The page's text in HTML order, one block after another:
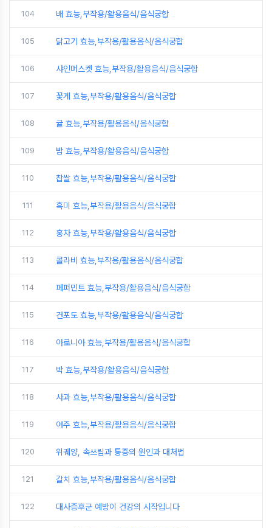
104 배 효능,부작용/활용음식/음식궁합
105 닭고기 효능,부작용/활용음식/음식궁합
106 샤인머스켓 효능,부작용/활용음식/음식궁합
107 꽃게 효능,부작용/활용음식/음식궁합
108 귤 효능,부작용/활용음식/음식궁합
109 밤 효능,부작용/활용음식/음식궁합
110 찹쌀 효능,부작용/활용음식/음식궁합
111 흑미 효능,부작용/활용음식/음식궁합
112 홍차 효능,부작용/활용음식/음식궁합
113 콜라비 효능,부작용/활용음식/음식궁합
114 페퍼민트 효능,부작용/활용음식/음식궁합
115 건포도 효능,부작용/활용음식/음식궁합
116 아로니아 효능,부작용/활용음식/음식궁합
117 박 효능,부작용/활용음식/음식궁합
118 사과 효능,부작용/활용음식/음식궁합
119 여주 효능,부작용/활용음식/음식궁합
120 위궤양, 속쓰림과 통증의 원인과 대처법
121 갈치 효능,부작용/활용음식/음식궁합
122 대사증후군 예방이 건강의 시작입니다